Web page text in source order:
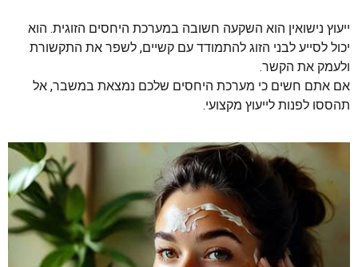
ייעוץ נישואין הוא השקעה חשובה במערכת היחסים הזוגית. הוא
יכול לסייע לבני הזוג להתמודד עם קשיים, לשפר את התקשורת
ולעמק את הקשר.
אם אתם חשים כי מערכת היחסים שלכם נמצאת במשבר, אל
תהססו לפנות לייעוץ מקצועי.